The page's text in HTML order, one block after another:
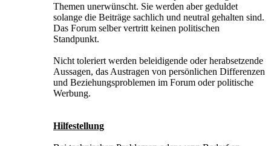
Themen unerwünscht. Sie werden aber geduldet
solange die Beiträge sachlich und neutral gehalten sind.
Das Forum selber vertritt keinen politischen
Standpunkt.
Nicht toleriert werden beleidigende oder herabsetzende
Aussagen, das Austragen von persönlichen Differenzen
und Beziehungsproblemen im Forum oder politische
Werbung.
Hilfestellung